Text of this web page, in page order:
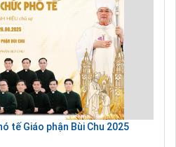
tế Giáo phận Bùi Chu 2025